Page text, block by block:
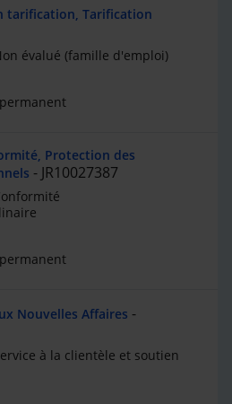
tarification, Tarification
évalué (famille d'emploi)
Protection des
JR10027387
Nouvelles Affaires
à la clientèle et soutien